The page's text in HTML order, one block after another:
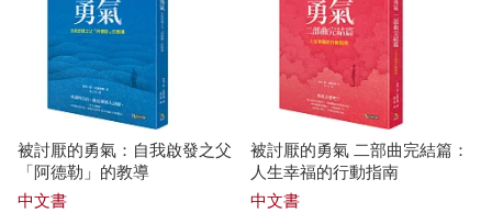
(日）岸見一郎(1)
（日）古賀史健(1)
（日）岸見一郎(1)
被討厭的勇氣：自我啟發之父
「阿德勒」的教導
中文書
被討厭的勇氣 二部曲完結篇：
人生幸福的行動指南
中文書